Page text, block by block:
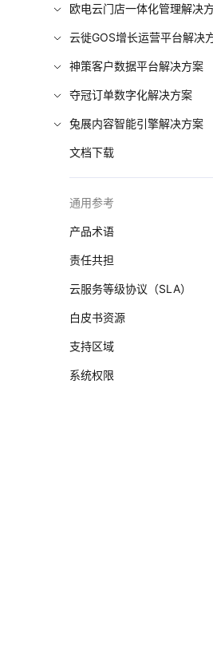
欧电云门店一体化管理解决
云徙GOS增长运营平台解决
神策客户数据平台解决方案
夺冠订单数字化解决方案
兔展内容智能引擎解决方案
文档下载
通用参考
产品术语
责任共担
云服务等级协议（SLA）
白皮书资源
支持区域
系统权限